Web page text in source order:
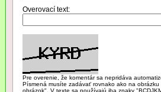
Overovací text:
Pre overenie, že komentár sa nepridáva
Písmená musíte zadávať rovnako ako na
obrázok". V texte sa používajú iba znaky